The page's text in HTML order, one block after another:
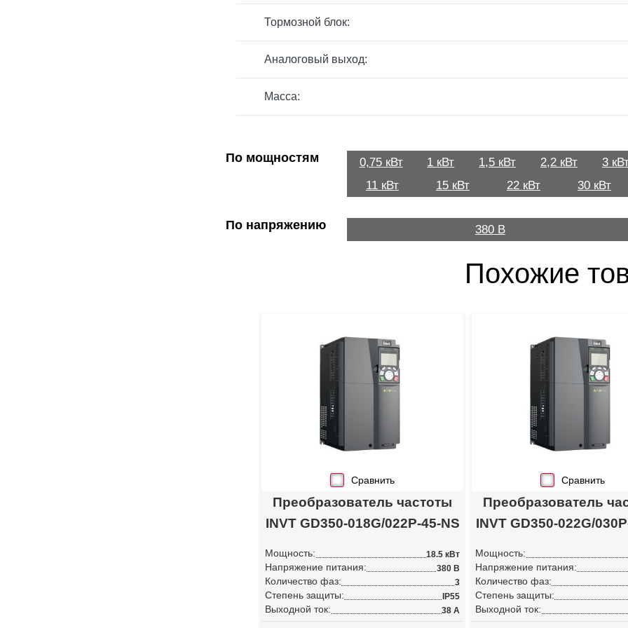
Тормозной блок:
Аналоговый выход:
Масса:
По мощностям 0,75 кВт 1 кВт 1,5 кВт 2,2 кВт
3
11 кВт
15 кВт 22 кВт 30 кВт
По напряжению 380 В
Похожие
Сравнить
Преобразователь частоты
INVT GD350-018G/022P-45-NS
Мощность: 18.5 кВт
Напряжение питания: 380 В
Количество фаз: 3
Степень защиты: IP55
Выходной ток: 38 А
Сравнить
Преобразователь
INVT GD350-022G/
Мощность:
Напряжение питания:
Количество фаз:
Степень защиты:
Выходной ток: